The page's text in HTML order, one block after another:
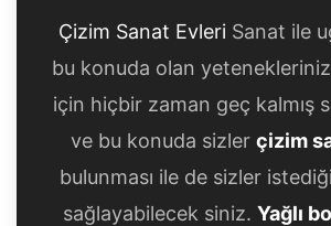
Çizim Sanat Evleri Sanat ile
bu konuda olan
için hiçbir zaman geç kalmış
ve bu konuda sizler çizim
bulunması ile de sizler
sağlayabilecek siniz. Yağlı